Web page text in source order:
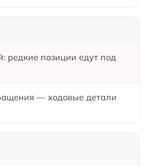
редкие позиции едут под
— ходовые детали